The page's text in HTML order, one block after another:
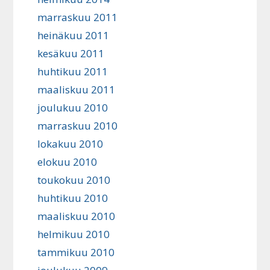
marraskuu 2011
heinäkuu 2011
kesäkuu 2011
huhtikuu 2011
maaliskuu 2011
joulukuu 2010
marraskuu 2010
lokakuu 2010
elokuu 2010
toukokuu 2010
huhtikuu 2010
maaliskuu 2010
helmikuu 2010
tammikuu 2010